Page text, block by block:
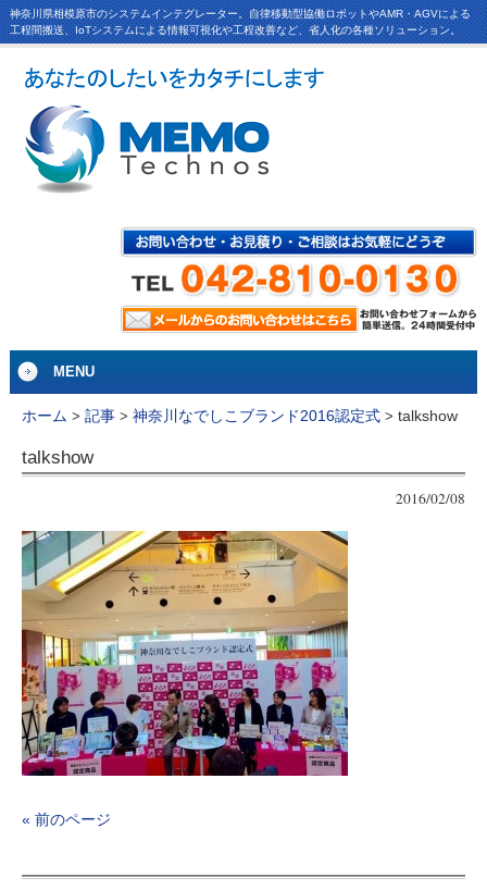
神奈川県相模原市のシステムインテグレーター。自律移動型協働ロボットやAMR・AGVによる
工程間搬送、IoTシステムによる情報可視化や工程改善など、省人化の各種ソリューション。
MENU
ホーム > 記事> 神奈川なでしこブランド2016認定式> talkshow
talkshow
2016/02/08
« 前のページ